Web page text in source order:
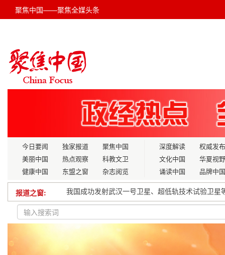
聚焦中国——聚焦全媒头条
今日要闻 独家报道
聚焦中国
美丽中国
热点观察
科教文卫
健康中国
东盟之窗 杂志阅览
深度解读
权威发布
文化中国
华夏视野
诵读中国
品牌中国
报道之窗:
四川省2025年第一季度重大项目现场推进活动举行
湖南衡阳福彩：翰墨迎春，福彩送福
2025全球南方金融家论坛发布北京共识